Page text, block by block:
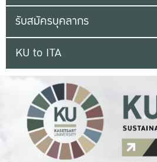
รับสมัครบุคลากร
KU to ITA